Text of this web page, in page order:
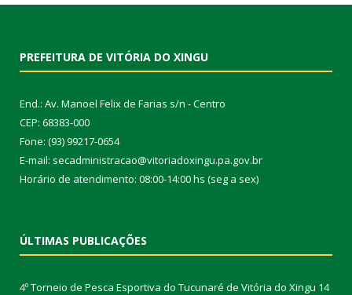
PREFEITURA DE VITÓRIA DO XINGU
End.: Av. Manoel Felix de Farias s/n - Centro
CEP: 68383-000
Fone: (93) 99217-0654
E-mail: secadministracao@vitoriadoxingu.pa.gov.br
Horário de atendimento: 08:00-14:00 hs (seg a sex)
ÚLTIMAS PUBLICAÇÕES
4º Torneio de Pesca Esportiva do Tucunaré de Vitória do Xingu 14